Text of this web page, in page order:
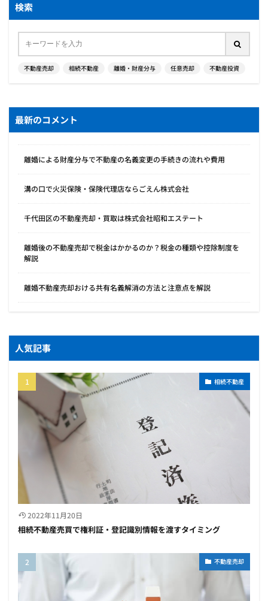
検索
不動産売却 相続不動産 離婚・財産分与 任意売却 不動産投資
最新のコメント
離婚による財産分与で不動産の名義変更の手続きの流れや費用
溝の口で火災保険・保険代理店ならごえん株式会社
千代田区の不動産売却・買取は株式会社昭和エステート
離婚後の不動産売却で税金はかかるのか？税金の種類や控除制度を
解説
離婚不動産売却おける共有名義解消の方法と注意点を解説
人気記事
相続不動産
2022年11月20日
相続不動産売買で権利証・登記識別情報を渡すタイミング
不動産売却